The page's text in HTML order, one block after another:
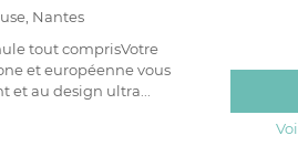
Nantes
tout comprisVotre
et européenne vous
et au design ultra...